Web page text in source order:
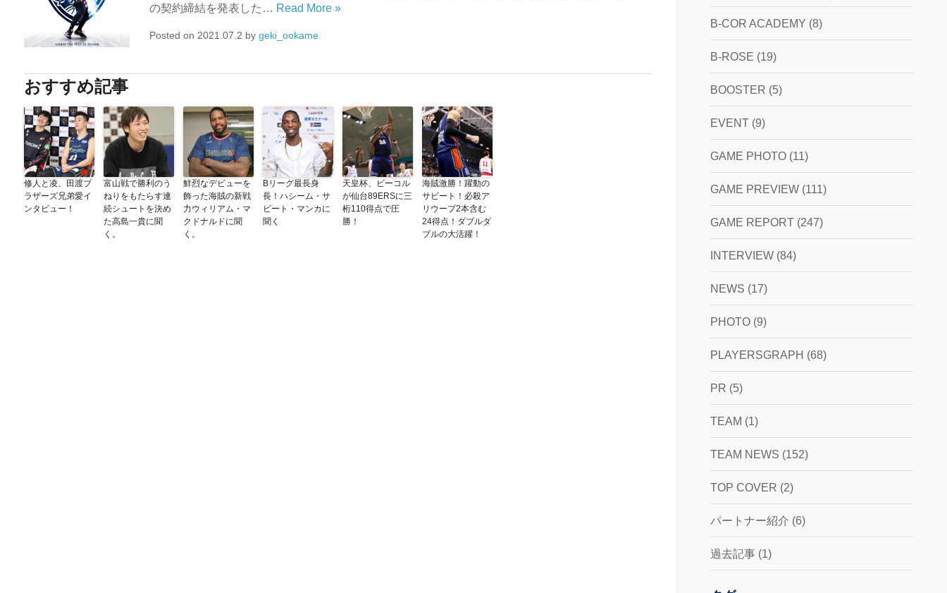
の契約締結を発表した… Read More »
Posted on 2021.07.2 by geki_ookame
おすすめ記事
修人と凌、田渡ブ
ラザーズ兄弟愛イ
ンタビュー！
富山戦で勝利のう
ねりをもたらす連
続シュートを決め
た高島一貴に聞
く。
鮮烈なデビューを
飾った海賊の新戦
力ウィリアム・マ
クドナルドに聞
く。
Bリーグ最長身
長！ハシーム・サ
ビート・マンカに
聞く
天皇杯、ビーコル
が仙台89ERSに三
桁110得点で圧
勝！
海賊激勝！躍動の
サビート！必殺ア
リウープ2本含む
24得点！ダブルダ
ブルの大活躍！
B-COR ACADEMY (8)
B-ROSE (19)
BOOSTER (5)
EVENT (9)
GAME PHOTO (11)
GAME PREVIEW (111)
GAME REPORT (247)
INTERVIEW (84)
NEWS (17)
PHOTO (9)
PLAYERSGRAPH (68)
PR (5)
TEAM (1)
TEAM NEWS (152)
TOP COVER (2)
パートナー紹介 (6)
過去記事 (1)